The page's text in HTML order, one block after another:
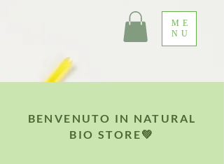
BENVENUTO IN NATURAL
BIO STORE💚
ME
NU